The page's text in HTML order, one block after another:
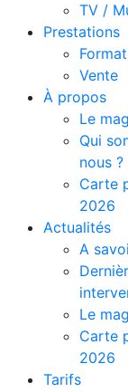
TV /
Prestations
Vente
À propos
Le
Qui
nous ?
Carte
2026
Actualités
A
Le
Carte
2026
Tarifs